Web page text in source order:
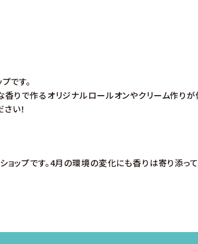
です。
りで作るオリジナルロールオンやクリーム作り
い！
ップです。4月の環境の変化にも香りは寄り添っ